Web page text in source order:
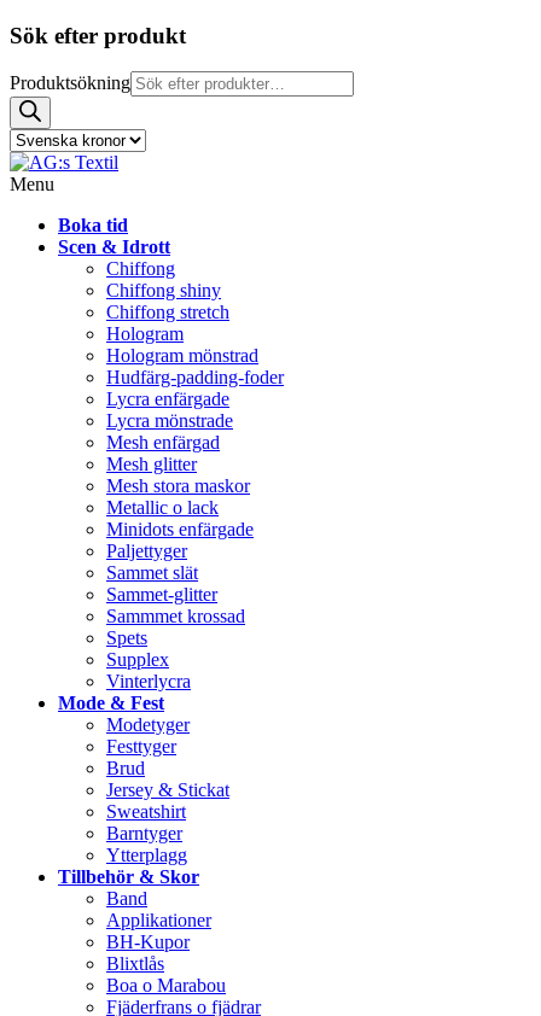
Sök efter produkt
Produktsökning
Menu
Boka tid
Scen & Idrott
Chiffong
Chiffong shiny
Chiffong stretch
Hologram
Hologram mönstrad
Hudfärg-padding-foder
Lycra enfärgade
Lycra mönstrade
Mesh enfärgad
Mesh glitter
Mesh stora maskor
Metallic o lack
Minidots enfärgade
Paljettyger
Sammet slät
Sammet-glitter
Sammmet krossad
Spets
Supplex
Vinterlycra
Mode & Fest
Modetyger
Festtyger
Brud
Jersey & Stickat
Sweatshirt
Barntyger
Ytterplagg
Tillbehör & Skor
Band
Applikationer
BH-Kupor
Blixtlås
Boa o Marabou
Fjäderfrans o fjädrar